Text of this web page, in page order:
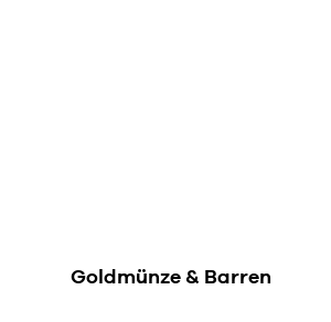
Goldmünze & Barren